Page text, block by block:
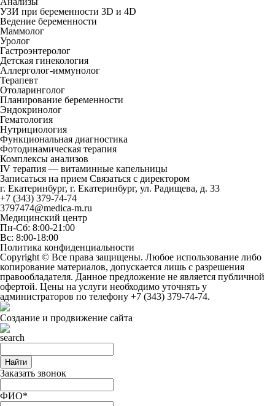
УЗИ при беременности 3D и 4D
Ведение беременности
Маммолог
Уролог
Гастроэнтеролог
Детская гинекология
Аллерголог-иммунолог
Терапевт
Отоларинголог
Планирование беременности
Эндокринолог
Гематология
Нутрициология
Функциональная диагностика
Фотодинамическая терапия
Комплексы анализов
IV терапия — витаминные капельницы
Записаться на прием Связаться с директором
г. Екатеринбург, г. Екатеринбург, ул. Радищева, д. 33
+7 (343) 379-74-74
3797474@medica-m.ru
Медицинский центр
Пн-Сб: 8:00-21:00
Вс: 8:00-18:00
Политика конфиденциальности
Copyright © Все права защищены. Любое использование либо
копирование материалов, допускается лишь с разрешения
правообладателя. Данное предложение не является публичной
офертой. Цены на услуги необходимо уточнять у
администраторов по телефону +7 (343) 379-74-74.
Создание и продвижение сайта
Найти
Заказать звонок
ФИО*